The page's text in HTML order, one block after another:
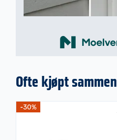
Ofte kjøpt sammen
-30%